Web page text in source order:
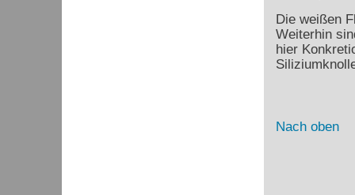
Die weißen
Weiterhin
hier
Nach oben